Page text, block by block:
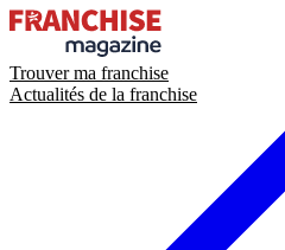
Trouver ma franchise
Actualités de la franchise